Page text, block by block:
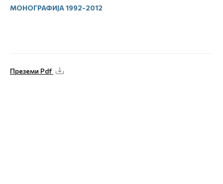
МОНОГРАФИЈА 1992-2012
Преземи Pdf